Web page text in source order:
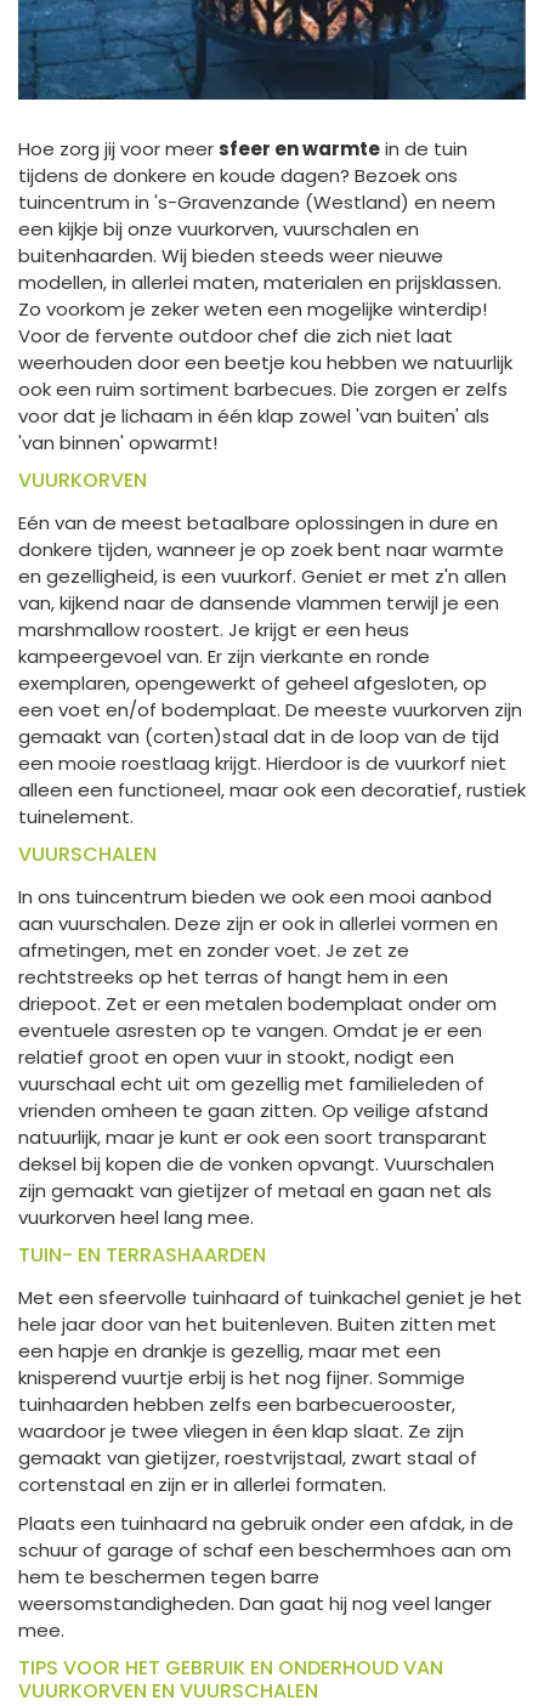
Hoe zorg jij voor meersfeer en warmtein de tuin
tijdens de donkere en koude dagen? Bezoek ons
tuincentrum in 's-Gravenzande (Westland) en neem
een kijkje bij onze vuurkorven, vuurschalen en
buitenhaarden. Wij bieden steeds weer nieuwe
modellen, in allerlei maten, materialen en prijsklassen.
Zo voorkom je zeker weten een mogelijke winterdip!
Voor de fervente outdoor chef die zich niet laat
weerhouden door een beetje kou hebben we natuurlijk
ook een ruim sortiment barbecues. Die zorgen er zelfs
voor dat je lichaam in één klap zowel 'van buiten' als
'van binnen' opwarmt!
VUURKORVEN
Eén van de meest betaalbare oplossingen in dure en
donkere tijden, wanneer je op zoek bent naar warmte
en gezelligheid, is een vuurkorf. Geniet er met z'n allen
van, kijkend naar de dansende vlammen terwijl je een
marshmallow roostert. Je krijgt er een heus
kampeergevoel van. Er zijn vierkante en ronde
exemplaren, opengewerkt of geheel afgesloten, op
een voet en/of bodemplaat. De meeste vuurkorven zijn
gemaakt van (corten)staal dat in de loop van de tijd
een mooie roestlaag krijgt. Hierdoor is de vuurkorf niet
alleen een functioneel, maar ook een decoratief, rustiek
tuinelement.
VUURSCHALEN
In ons tuincentrum bieden we ook een mooi aanbod
aan vuurschalen. Deze zijn er ook in allerlei vormen en
afmetingen, met en zonder voet. Je zet ze
rechtstreeks op het terras of hangt hem in een
driepoot. Zet er een metalen bodemplaat onder om
eventuele asresten op te vangen. Omdat je er een
relatief groot en open vuur in stookt, nodigt een
vuurschaal echt uit om gezellig met familieleden of
vrienden omheen te gaan zitten. Op veilige afstand
natuurlijk, maar je kunt er ook een soort transparant
deksel bij kopen die de vonken opvangt. Vuurschalen
zijn gemaakt van gietijzer of metaal en gaan net als
vuurkorven heel lang mee.
TUIN- EN TERRASHAARDEN
Met een sfeervolle tuinhaard of tuinkachel geniet je het
hele jaar door van het buitenleven. Buiten zitten met
een hapje en drankje is gezellig, maar met een
knisperend vuurtje erbij is het nog fijner. Sommige
tuinhaarden hebben zelfs een barbecuerooster,
waardoor je twee vliegen in éen klap slaat. Ze zijn
gemaakt van gietijzer, roestvrijstaal, zwart staal of
cortenstaal en zijn er in allerlei formaten.
Plaats een tuinhaard na gebruik onder een afdak, in de
schuur of garage of schaf een beschermhoes aan om
hem te beschermen tegen barre
weersomstandigheden. Dan gaat hij nog veel langer
mee.
TIPS VOOR HET GEBRUIK EN ONDERHOUD VAN
VUURKORVEN EN VUURSCHALEN